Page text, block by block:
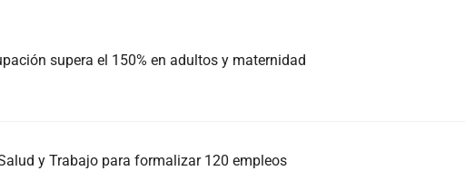
supera el 150% en adultos y maternidad
y Trabajo para formalizar 120 empleos